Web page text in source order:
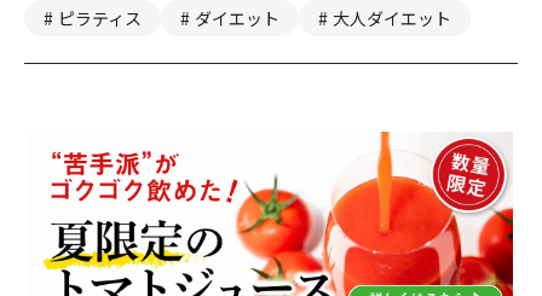
ピラティス ダイエット 大人ダイエット